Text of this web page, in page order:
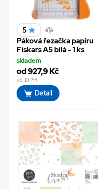
5
Páková řezačka papíru
Fiskars A5 bílá - 1 ks
skladem
od 927,9 Kč
vč. DPH
Detail